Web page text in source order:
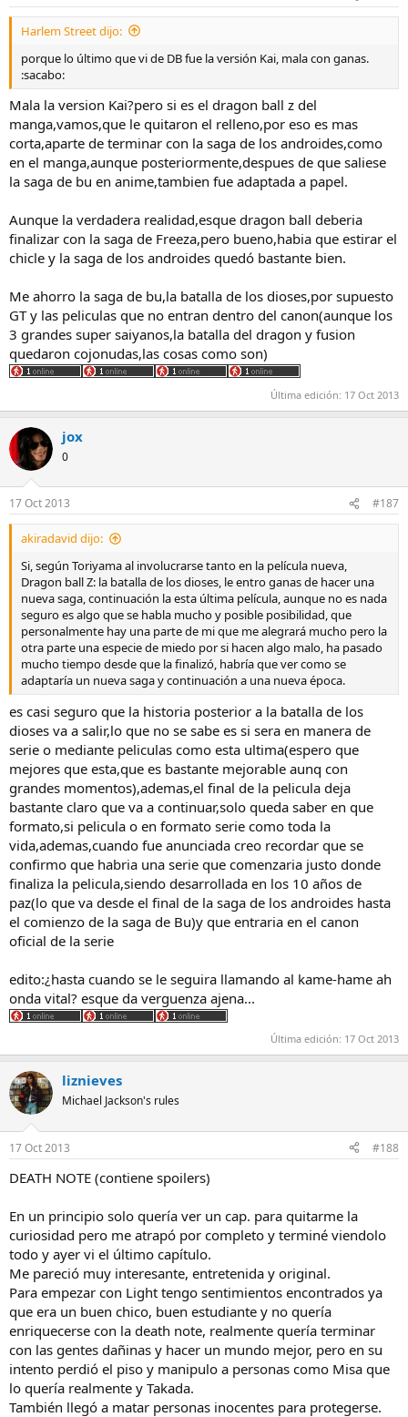
Harlem Street dijo:
porque lo último que vi de DB fue la versión Kai, mala con ganas.
:sacabo:
Mala la version Kai?pero si es el dragon ball z del
manga,vamos,que le quitaron el relleno,por eso es mas
corta,aparte de terminar con la saga de los androides,como
en el manga,aunque posteriormente,despues de que saliese
la saga de bu en anime,tambien fue adaptada a papel.
Aunque la verdadera realidad,esque dragon ball deberia
finalizar con la saga de Freeza,pero bueno,habia que estirar el
chicle y la saga de los androides quedó bastante bien.
Me ahorro la saga de bu,la batalla de los dioses,por supuesto
GT y las peliculas que no entran dentro del canon(aunque los
3 grandes super saiyanos,la batalla del dragon y fusion
quedaron cojonudas,las cosas como son)
Última edición: 17 Oct 2013
jox
0
17 Oct 2013 #187
akiradavid dijo:
Si, según Toriyama al involucrarse tanto en la película nueva,
Dragon ball Z: la batalla de los dioses, le entro ganas de hacer una
nueva saga, continuación la esta última película, aunque no es nada
seguro es algo que se habla mucho y posible posibilidad, que
personalmente hay una parte de mi que me alegrará mucho pero la
otra parte una especie de miedo por si hacen algo malo, ha pasado
mucho tiempo desde que la finalizó, habría que ver como se
adaptaría un nueva saga y continuación a una nueva época.
es casi seguro que la historia posterior a la batalla de los
dioses va a salir,lo que no se sabe es si sera en manera de
serie o mediante peliculas como esta ultima(espero que
mejores que esta,que es bastante mejorable aunq con
grandes momentos),ademas,el final de la pelicula deja
bastante claro que va a continuar,solo queda saber en que
formato,si pelicula o en formato serie como toda la
vida,ademas,cuando fue anunciada creo recordar que se
confirmo que habria una serie que comenzaria justo donde
finaliza la pelicula,siendo desarrollada en los 10 años de
paz(lo que va desde el final de la saga de los androides hasta
el comienzo de la saga de Bu)y que entraria en el canon
oficial de la serie
edito:¿hasta cuando se le seguira llamando al kame-hame ah
onda vital? esque da verguenza ajena...
Última edición: 17 Oct 2013
liznieves
Michael Jackson's rules
17 Oct 2013 #188
DEATH NOTE (contiene spoilers)
En un principio solo quería ver un cap. para quitarme la
curiosidad pero me atrapó por completo y terminé viendolo
todo y ayer vi el último capítulo.
Me pareció muy interesante, entretenida y original.
Para empezar con Light tengo sentimientos encontrados ya
que era un buen chico, buen estudiante y no quería
enriquecerse con la death note, realmente quería terminar
con las gentes dañinas y hacer un mundo mejor, pero en su
intento perdió el piso y manipulo a personas como Misa que
lo quería realmente y Takada.
También llegó a matar personas inocentes para protegerse.